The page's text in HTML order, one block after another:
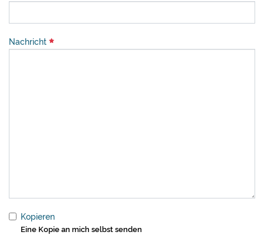
Nachricht
Kopieren
Eine Kopie an mich selbst senden